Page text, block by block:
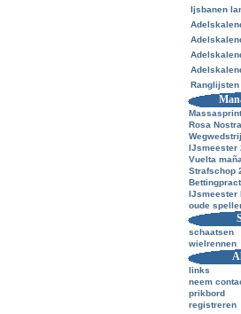
Ijsbanen
Rosa
IJsmeester
Vuelta
Strafschop
IJsmeester
oude
schaatsen
wielrennen
links
neem
prikbord
registreren